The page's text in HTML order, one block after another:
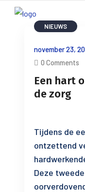
NIEUWS
november 23,
0 Comments
Een hart
de zorg
Tijdens de
ontzettend
Deze